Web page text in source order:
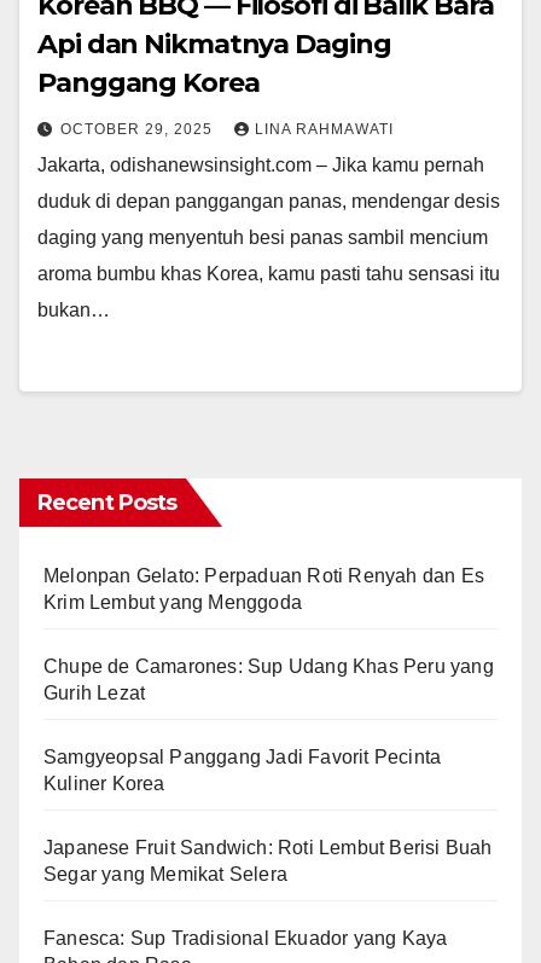
Api dan Nikmatnya Daging
Panggang Korea
OCTOBER 29, 2025 LINA RAHMAWATI
Jakarta, odishanewsinsight.com – Jika kamu pernah
duduk di depan panggangan panas, mendengar desis
daging yang menyentuh besi panas sambil mencium
aroma bumbu khas Korea, kamu pasti tahu sensasi itu
bukan…
Recent Posts
Melonpan Gelato: Perpaduan Roti Renyah dan Es
Krim Lembut yang Menggoda
Chupe de Camarones: Sup Udang Khas Peru yang
Gurih Lezat
Samgyeopsal Panggang Jadi Favorit Pecinta
Kuliner Korea
Japanese Fruit Sandwich: Roti Lembut Berisi Buah
Segar yang Memikat Selera
Fanesca: Sup Tradisional Ekuador yang Kaya